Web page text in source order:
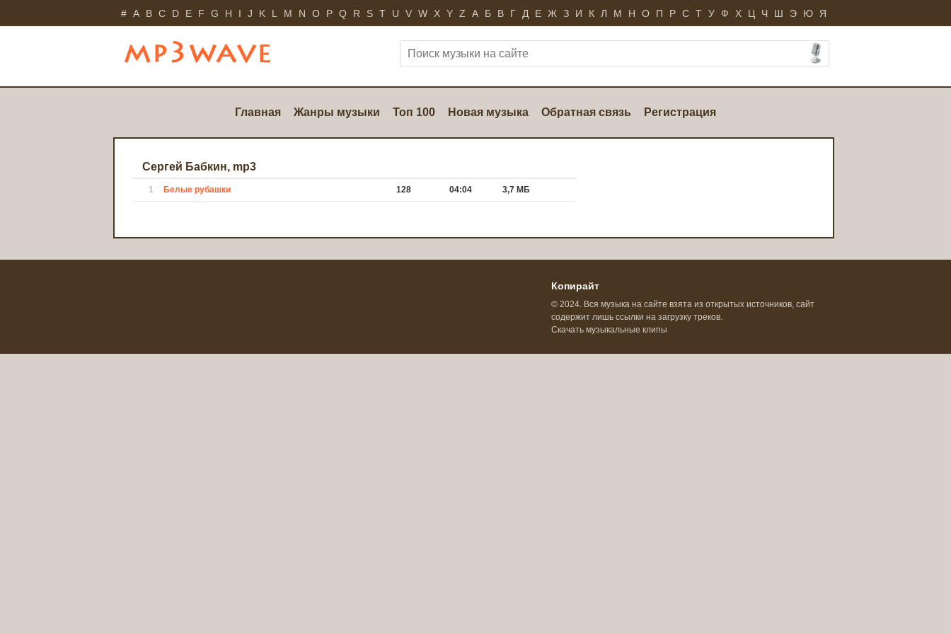
# A B C D E F G H I J K L M N O P Q R S T U V W X Y Z А Б В Г Д Е Ж З И К Л М Н О П Р С Т У Ф Х Ц Ч Ш Э Ю Я
Главная Жанры музыки Топ 100 Новая музыка Обратная связь Регистрация
Сергей Бабкин, mp3
1 Белые рубашки 128 04:04 3,7 МБ
Копирайт
© 2024. Вся музыка на сайте взята из открытых источников, сайт
содержит лишь ссылки на загрузку треков.
Скачать музыкальные клипы